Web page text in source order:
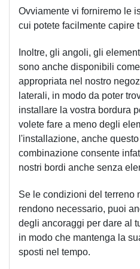
Ovviamente vi forniremo le
cui potete facilmente capire
Inoltre, gli angoli, gli
sono anche disponibili
appropriata nel nostro
laterali, in modo da poter
installare la vostra bordura
volete fare a meno degli
l'installazione, anche
combinazione consente
nostri bordi anche senza
Se le condizioni del terreno
rendono necessario, puoi
degli ancoraggi per dare al
in modo che mantenga la
sposti nel tempo.